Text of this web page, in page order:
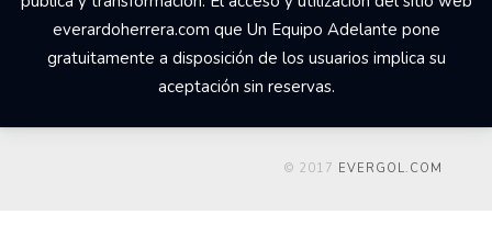
everardoherrera.com que Un Equipo Adelante pone
gratuitamente a disposición de los usuarios implica su
aceptación sin reservas.
© 2017 EVERGOL.COM